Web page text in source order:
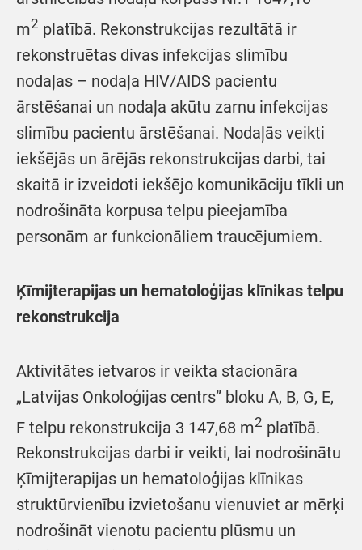
m2 platībā. Rekonstrukcijas rezultātā ir
rekonstruētas divas infekcijas slimību
nodaļas – nodaļa HIV/AIDS pacientu
ārstēšanai un nodaļa akūtu zarnu infekcijas
slimību pacientu ārstēšanai. Nodaļās veikti
iekšējās un ārējās rekonstrukcijas darbi, tai
skaitā ir izveidoti iekšējo komunikāciju tīkli un
nodrošināta korpusa telpu pieejamība
personām ar funkcionāliem traucējumiem.
Ķīmijterapijas un hematoloģijas klīnikas telpu
rekonstrukcija
Aktivitātes ietvaros ir veikta stacionāra
„Latvijas Onkoloģijas centrs” bloku A, B, G, E,
F telpu rekonstrukcija 3 147,68 m2 platībā.
Rekonstrukcijas darbi ir veikti, lai nodrošinātu
Ķīmijterapijas un hematoloģijas klīnikas
struktūrvienību izvietošanu vienuviet ar mērķi
nodrošināt vienotu pacientu plūsmu un